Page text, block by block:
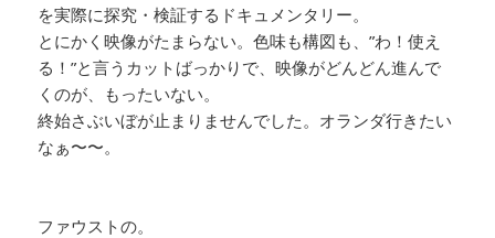
を実際に探究・検証するドキュメンタリー。
とにかく映像がたまらない。色味も構図も、”わ！使え
る！”と言うカットばっかりで、映像がどんどん進んで
くのが、もったいない。
終始さぶいぼが止まりませんでした。オランダ行きたい
なぁ〜〜。
ファウストの。